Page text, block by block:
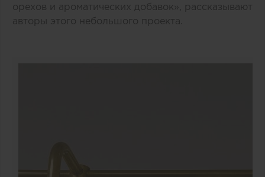
орехов и ароматических добавок», рассказывают
авторы этого небольшого проекта.